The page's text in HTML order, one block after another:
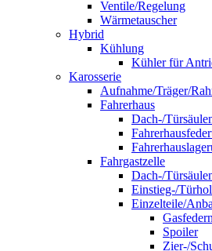
Ventile/Regelung
Wärmetauscher
Hybrid
Kühlung
Kühler für
Karosserie
Aufnahme/Träger/
Fahrerhaus
Dach-/
Fahrgastzelle
Dach-/
Einstieg-/
Einzelteile/
Gasfedern
Spoiler
Zier-/